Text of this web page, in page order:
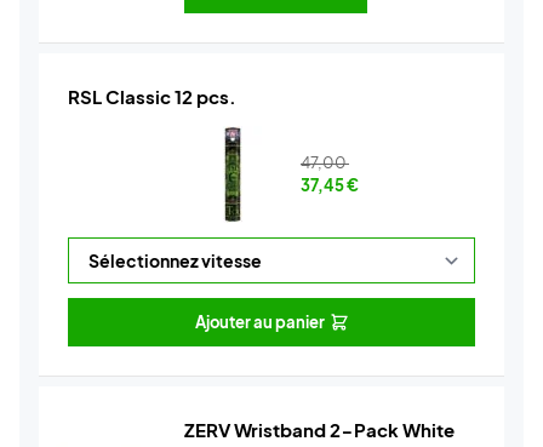
RSL Classic 12 pcs.
47,00
37,45€
Ajouter au panier
ZERV Wristband 2-Pack White